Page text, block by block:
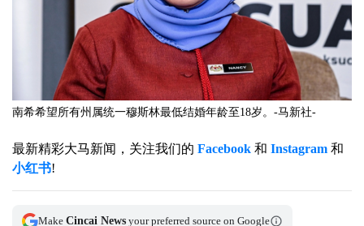
南希希望所有州属统一穆斯林最低结婚年龄至18岁。-马新社-
最新精彩大马新闻，关注我们的 Facebook 和 Instagram 和
小红书!
Make Cincai News your preferred source on Google